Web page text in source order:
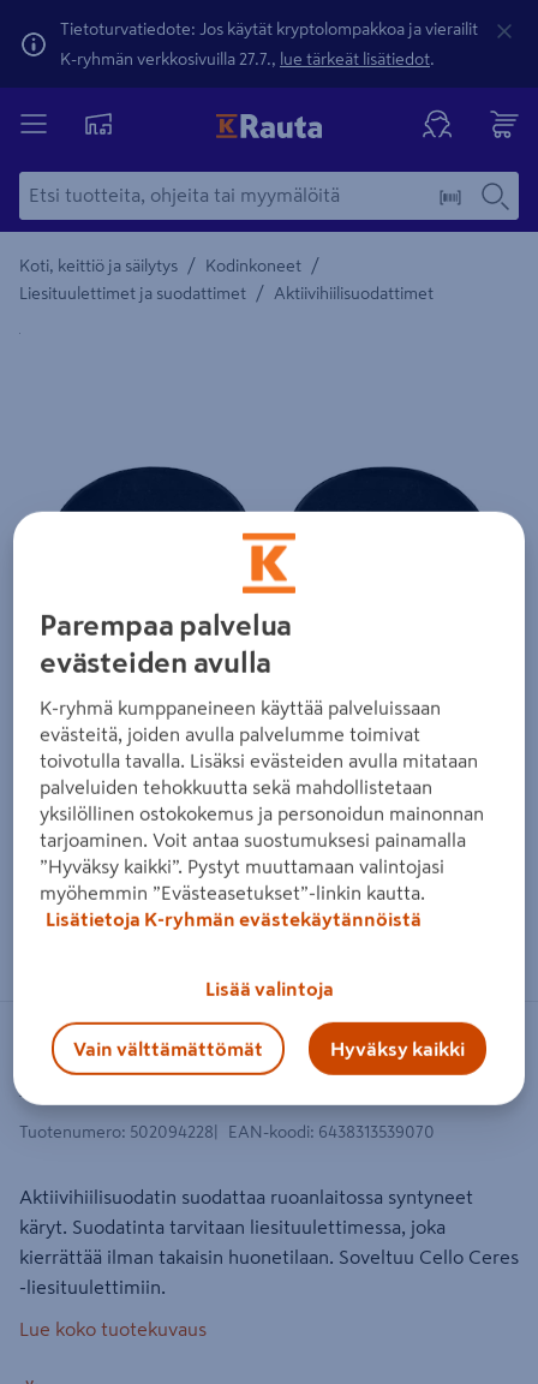
Tietoturvatiedote: Jos käytät kryptolompakkoa ja vierailit
K-ryhmän verkkosivuilla 27.7., lue tärkeät lisätiedot.
Koti, keittiö ja säilytys / Kodinkoneet /
Liesituulettimet ja suodattimet / Aktiivihiilisuodattimet
Yksityiskohtainen kuvaus löytyy Tuotteen kuvaus -
Zoomaa kuvaa sormilla kosketusnäytöllä
Aktiivihiilisuodatin Cello 2007ACF
CELLO
Tuotenumero: 502094228 EAN-koodi: 6438313539070
Aktiivihiilisuodatin suodattaa ruoanlaitossa syntyneet
käryt. Suodatinta tarvitaan liesituulettimessa, joka
kierrättää ilman takaisin huonetilaan. Soveltuu Cello Ceres
-liesituulettimiin.
Lue koko tuotekuvaus
Parempaa palvelua
evästeiden avulla
K-ryhmä kumppaneineen käyttää palveluissaan
evästeitä, joiden avulla palvelumme toimivat
toivotulla tavalla. Lisäksi evästeiden avulla mitataan
palveluiden tehokkuutta sekä mahdollistetaan
yksilöllinen ostokokemus ja personoidun mainonnan
tarjoaminen. Voit antaa suostumuksesi painamalla
”Hyväksy kaikki”. Pystyt muuttamaan valintojasi
myöhemmin ”Evästeasetukset”-linkin kautta.
Lisätietoja K-ryhmän evästekäytännöistä
Lisää valintoja
Vain välttämättömät Hyväksy kaikki